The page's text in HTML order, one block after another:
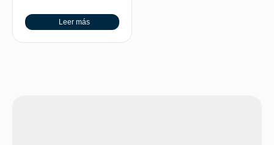
Leer más